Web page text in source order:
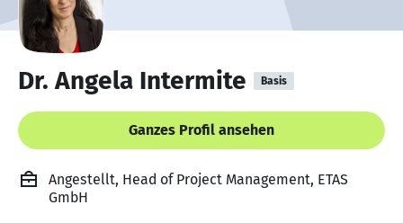
Dr. Angela Intermite Basis
Ganzes Profil ansehen
Angestellt, Head of Project Management, ETAS
GmbH